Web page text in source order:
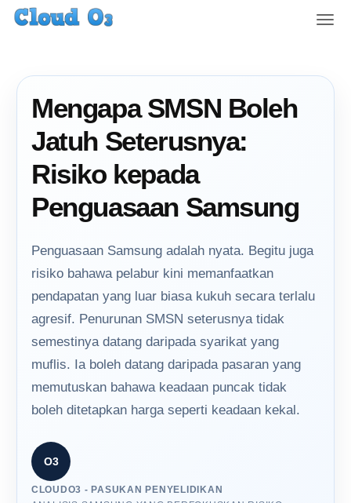
T
Mengapa SMSN Boleh
Jatuh Seterusnya:
Risiko kepada
Penguasaan Samsung
Penguasaan Samsung adalah nyata. Begitu juga
risiko bahawa pelabur kini memanfaatkan
pendapatan yang luar biasa kukuh secara terlalu
agresif. Penurunan SMSN seterusnya tidak
semestinya datang daripada syarikat yang
muflis. Ia boleh datang daripada pasaran yang
memutuskan bahawa keadaan puncak tidak
boleh ditetapkan harga seperti keadaan kekal.
O3
CLOUDO3 - PASUKAN PENYELIDIKAN